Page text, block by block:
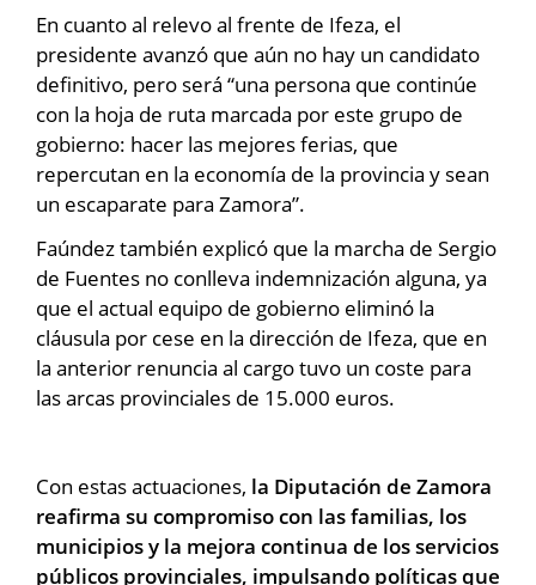
En cuanto al relevo al frente de Ifeza, el
presidente avanzó que aún no hay un candidato
definitivo, pero será “una persona que continúe
con la hoja de ruta marcada por este grupo de
gobierno: hacer las mejores ferias, que
repercutan en la economía de la provincia y sean
un escaparate para Zamora”.
Faúndez también explicó que la marcha de Sergio
de Fuentes no conlleva indemnización alguna, ya
que el actual equipo de gobierno eliminó la
cláusula por cese en la dirección de Ifeza, que en
la anterior renuncia al cargo tuvo un coste para
las arcas provinciales de 15.000 euros.
Con estas actuaciones, la Diputación de Zamora
reafirma su compromiso con las familias, los
municipios y la mejora continua de los servicios
públicos provinciales, impulsando políticas que